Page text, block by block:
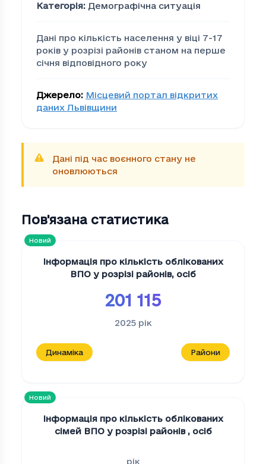
Категорія: Демографічна ситуація
Дані про кількість населення у віці 7-17
років у розрізі районів станом на перше
січня відповідного року
Джерело: Місцевий портал відкритих
даних Львівщини
Дані під час воєнного стану не
оновлюються
Пов'язана статистика
Новий
Інформація про кількість облікованих
ВПО у розрізі районів, осіб
201 115
2025 рік
Динаміка Райони
Новий
Інформація про кількість облікованих
сімей ВПО у розрізі районів , осіб
рік